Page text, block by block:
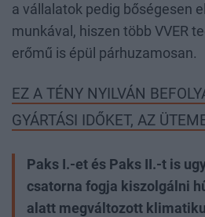
a vállalatok pedig bőségesen
munkával, hiszen több VVER
erőmű is épül párhuzamosan.
EZ A TÉNY NYILVÁN
GYÁRTÁSI IDŐKET, AZ
Paks I.-et és Paks II.-t is
csatorna fogja kiszolgálni
alatt megváltozott